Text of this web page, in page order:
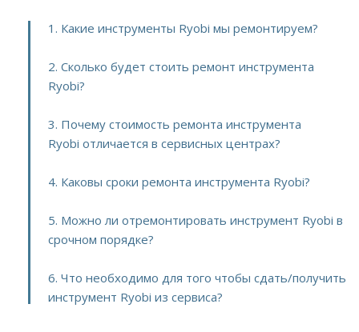
1. Какие инструменты Ryobi мы ремонтируем?
2. Сколько будет стоить ремонт инструмента
Ryobi?
3. Почему стоимость ремонта инструмента
Ryobi отличается в сервисных центрах?
4. Каковы сроки ремонта инструмента Ryobi?
5. Можно ли отремонтировать инструмент Ryobi в
срочном порядке?
6. Что необходимо для того чтобы сдать/получить
инструмент Ryobi из сервиса?